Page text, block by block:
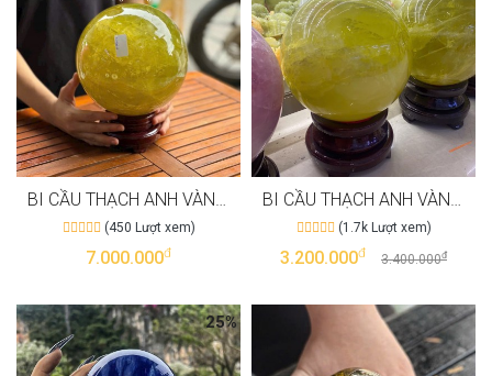
BI CẦU THẠCH ANH VÀNG VIP T3720
(450 Lượt xem)
7.000.000đ
BI CẦU THẠCH ANH VÀNG T3464
(1.7k Lượt xem)
3.200.000đ 3.400.000đ
25%